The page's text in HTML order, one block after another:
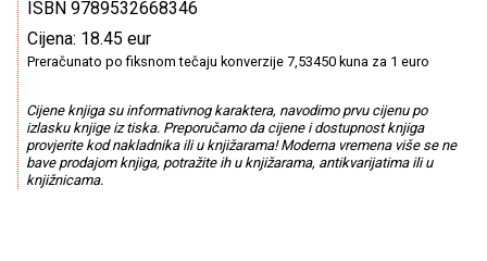
ISBN 9789532668346
Cijena: 18.45 eur
Preračunato po fiksnom tečaju konverzije 7,53450 kuna za 1 euro
Cijene knjiga su informativnog karaktera, navodimo prvu cijenu po
izlasku knjige iz tiska. Preporučamo da cijene i dostupnost knjiga
provjerite kod nakladnika ili u knjižarama! Moderna vremena više se ne
bave prodajom knjiga, potražite ih u knjižarama, antikvarijatima ili u
knjižnicama.